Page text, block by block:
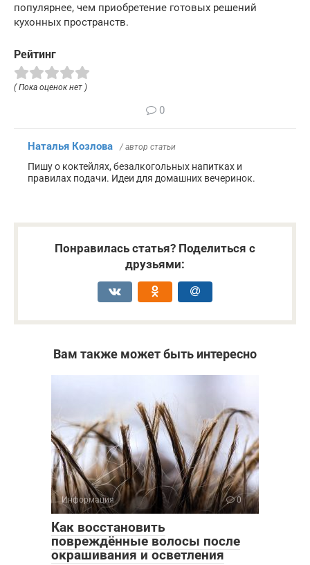
популярнее, чем приобретение готовых решений
кухонных пространств.
Рейтинг
( Пока оценок нет )
0
Наталья Козлова / автор статьи
Пишу о коктейлях, безалкогольных напитках и
правилах подачи. Идеи для домашних вечеринок.
Понравилась статья? Поделиться с
друзьями:
Вам также может быть интересно
Информация 0
Как восстановить
повреждённые волосы после
окрашивания и осветления